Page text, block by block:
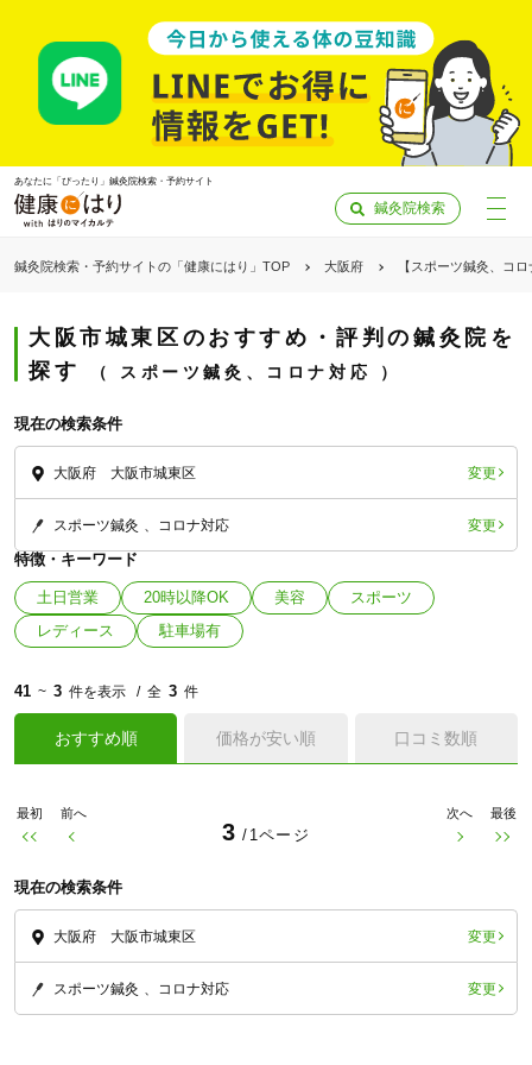
あなたに「ぴったり」鍼灸院検索・予約サイト
鍼灸院検索
鍼灸院検索・予約サイトの「健康にはり」TOP 大阪府 【スポーツ鍼灸、コ
大阪市城東区のおすすめ・評判の鍼灸院を
探す
スポーツ鍼灸、コロナ対応
現在の検索条件
大阪府 大阪市城東区 変更
スポーツ鍼灸 コロナ対応 変更
特徴・キーワード
土日営業 20時以降OK 美容
スポーツ
レディース
駐車場有
41 ~ 3 件を表示 全 3 件
おすすめ順 価格が安い順 口コミ数順
最初 前へ
3 /1ページ
次へ 最後
現在の検索条件
大阪府 大阪市城東区 変更
スポーツ鍼灸 コロナ対応 変更
「健康にはりを見た」